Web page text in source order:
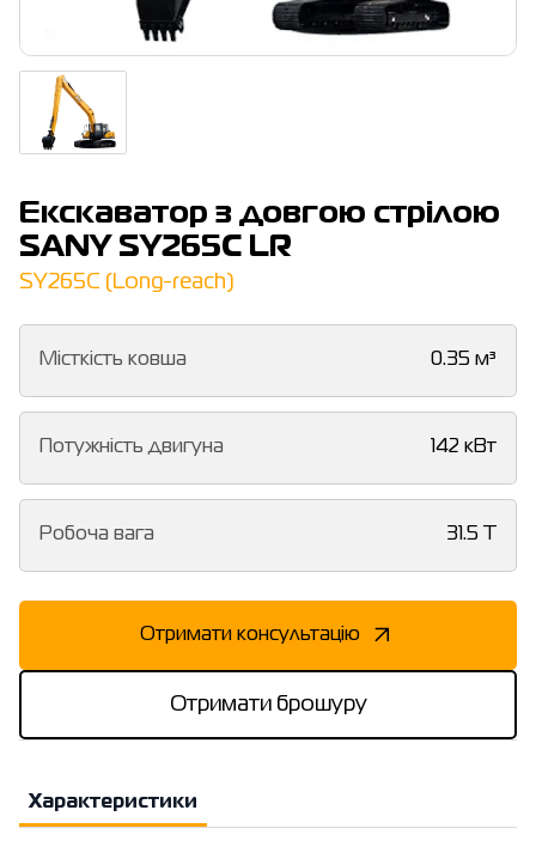
Екскаватор з довгою стрілою
SANY SY265C LR
SY265C (Long-reach)
Місткість ковша 0.35 м³
Потужність двигуна 142 кВт
Робоча вага 31.5 T
Отримати консультацію
Отримати брошуру
Характеристики